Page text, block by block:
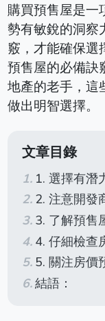
購買預售屋是一
勢有敏銳的洞察
竅，才能確保選
預售屋的必備訣
地產的老手，這
做出明智選擇。
文章目錄
1. 選擇有潛
2. 注意開發
3. 了解預售
4. 仔細檢查
5. 關注房價
結語：